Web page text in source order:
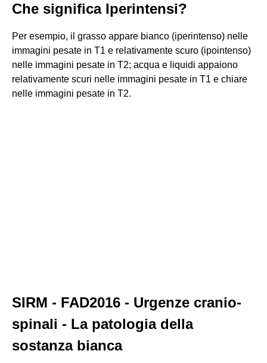
Che significa Iperintensi?
Per esempio, il grasso appare bianco (iperintenso) nelle
immagini pesate in T1 e relativamente scuro (ipointenso)
nelle immagini pesate in T2; acqua e liquidi appaiono
relativamente scuri nelle immagini pesate in T1 e chiare
nelle immagini pesate in T2.
SIRM - FAD2016 - Urgenze cranio-
spinali - La patologia della
sostanza bianca